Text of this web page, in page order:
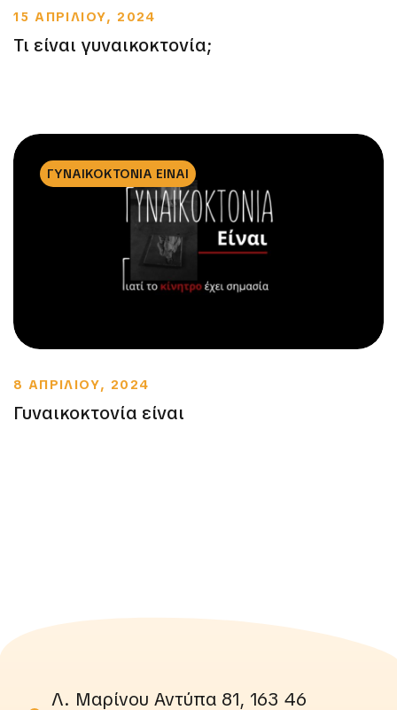
15 ΑΠΡΙΛΙΟΥ, 2024
Τι είναι γυναικοκτονία;
ΓΥΝΑΙΚΟΚΤΟΝΙΑ ΕΙΝΑΙ
8 ΑΠΡΙΛΙΟΥ, 2024
Γυναικοκτονία είναι
Λ. Μαρίνου Αντύπα 81, 163 46